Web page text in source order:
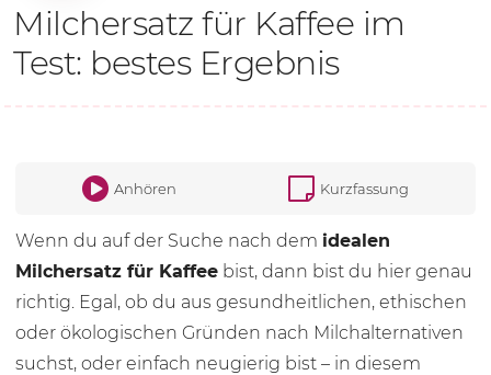
Milchersatz für Kaffee im
Test: bestes Ergebnis
Anhören Kurzfassung
Wenn du auf der Suche nach dem idealen
Milchersatz für Kaffee bist, dann bist du hier genau
richtig. Egal, ob du aus gesundheitlichen, ethischen
oder ökologischen Gründen nach Milchalternativen
suchst, oder einfach neugierig bist – in diesem